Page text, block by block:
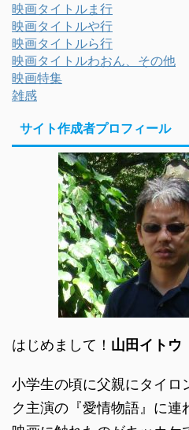
映画タイトルま行
映画タイトルや行
映画タイトルら行
映画タイトルわおん、その他
映画特集
雑感
サイト作成者プロフィール
はじめまして！ 山田イトウ
小学生の頃に父親にタイロ
ク主演の『愛情物語』に連